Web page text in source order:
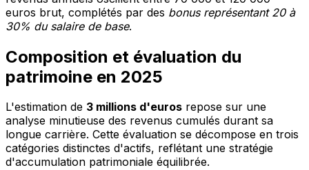
euros brut, complétés par des bonus représentant 20 à
30% du salaire de base.
Composition et évaluation du
patrimoine en 2025
L'estimation de 3 millions d'euros repose sur une
analyse minutieuse des revenus cumulés durant sa
longue carrière. Cette évaluation se décompose en trois
catégories distinctes d'actifs, reflétant une stratégie
d'accumulation patrimoniale équilibrée.